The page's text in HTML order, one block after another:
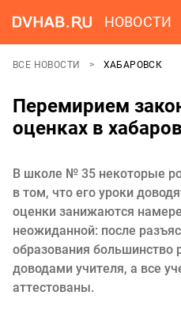
НОВОСТИ
ВСЕ НОВОСТИ ХАБАРОВСК
Перемирием
оценках в
В школе № 35 некоторые
в том, что его уроки
оценки занижаются
неожиданной: после
образования большинство
доводами учителя, а все
аттестованы.